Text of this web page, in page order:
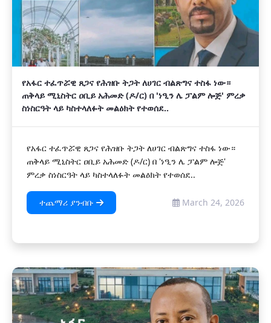
የአፋር ተፈጥሯዊ ጸጋና የሕዝቡ ትጋት ለሀገር ብልጽግና ተስፋ ነው።
ጠቅላይ ሚኒስትር ዐቢይ አሕመድ (ዶ/ር) በ 'ነዒን ሌ ፓልም ሎጅ' ምረቃ
ስነስርዓት ላይ ካስተላለፉት መልዕክት የተወሰደ..
የአፋር ተፈጥሯዊ ጸጋና የሕዝቡ ትጋት ለሀገር ብልጽግና ተስፋ ነው።
ጠቅላይ ሚኒስትር ዐቢይ አሕመድ (ዶ/ር) በ 'ነዒን ሌ ፓልም ሎጅ'
ምረቃ ስነስርዓት ላይ ካስተላለፉት መልዕክት የተወሰደ..
ተጨማሪ ያንብቡ March 24, 2026